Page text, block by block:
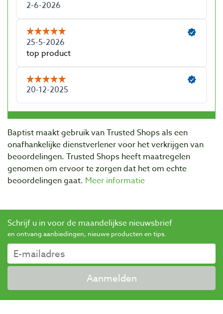
Baptist maakt gebruik van Trusted Shops als een
onafhankelijke dienstverlener voor het verkrijgen van
beoordelingen. Trusted Shops heeft maatregelen
genomen om ervoor te zorgen dat het om echte
beoordelingen gaat. Meer informatie
Schrijf u in voor de maandelijkse nieuwsbrief
en ontvang aanbiedingen, nieuwe producten en tips.
Aanmelden